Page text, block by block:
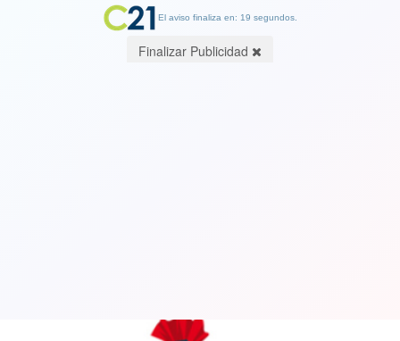
El aviso finaliza en: 19 segundos.
Finalizar Publicidad